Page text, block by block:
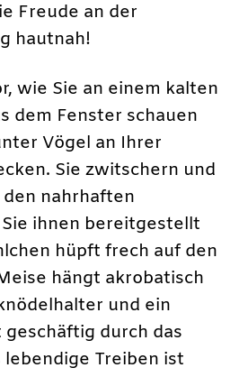
Freude an der
hautnah!
wie Sie an einem kalten
dem Fenster schauen
Vögel an Ihrer
Sie zwitschern und
nahrhaften
ihnen bereitgestellt
hüpft frech auf den
hängt akrobatisch
und ein
durch das
Treiben ist